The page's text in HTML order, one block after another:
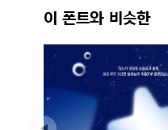
이 폰트와 비슷한